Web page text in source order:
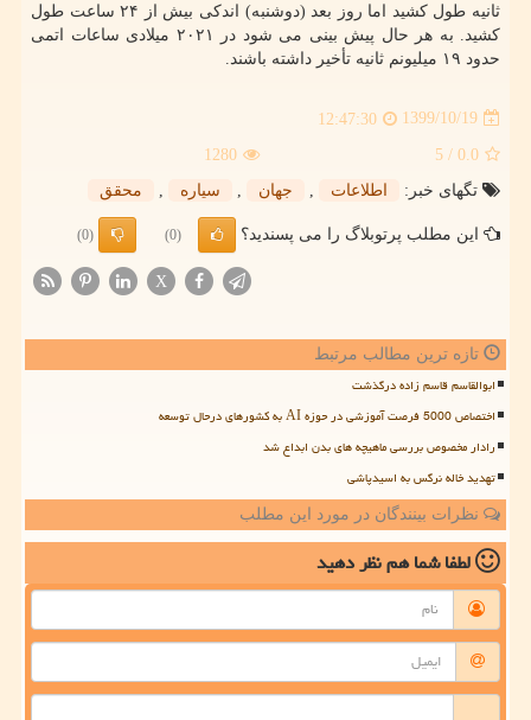
ثانیه طول کشید اما روز بعد (دوشنبه) اندکی بیش از ۲۴ ساعت طول
کشید. به هر حال پیش بینی می شود در ۲۰۲۱ میلادی ساعات اتمی
حدود ۱۹ میلیونم ثانیه تأخیر داشته باشند.
1399/10/19
12:47:30
0.0
/ 5
1280
تگهای خبر:
اطلاعات جهان سیاره محقق
این مطلب پرتوبلاگ را می پسندید؟ (0)
(0)
X
تازه ترین مطالب مرتبط
ابوالقاسم قاسم زاده درگذشت
اختصاص 5000 فرصت آموزشی در حوزه AI به کشورهای درحال توسعه
رادار مخصوص بررسی ماهیچه های بدن ابداع شد
تهدید خاله نرگس به اسیدپاشی
نظرات بینندگان در مورد این مطلب
لطفا شما همنظر دهید